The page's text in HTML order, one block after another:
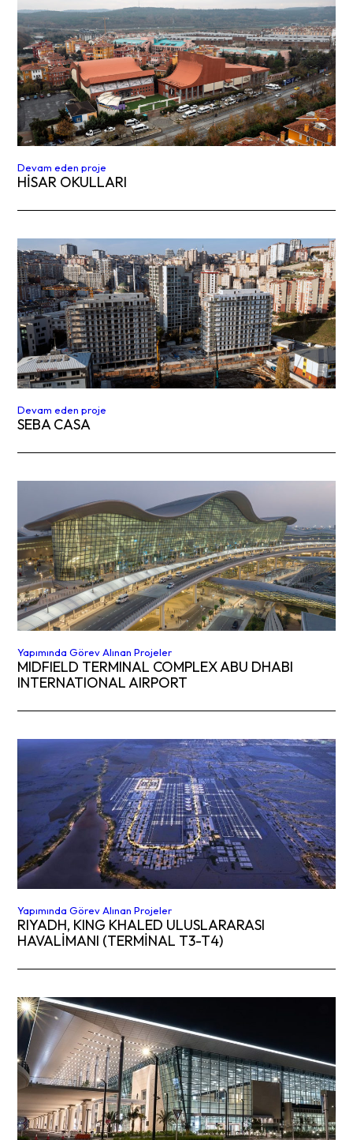
Devam eden proje
HİSAR OKULLARI
Devam eden proje
SEBA CASA
Yapımında Görev Alınan Projeler
MIDFIELD TERMINAL COMPLEX ABU DHABI
INTERNATIONAL AIRPORT
Yapımında Görev Alınan Projeler
RIYADH, KING KHALED ULUSLARARASI
HAVALİMANI (TERMINAL T3-T4)